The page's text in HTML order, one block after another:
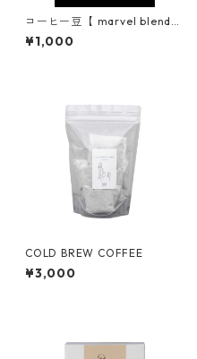
コーヒー豆【 marvel blend
】
¥1,000
COLD BREW COFFEE
¥3,000